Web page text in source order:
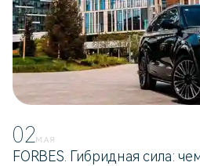
02МАЯ
FORBES. Гибридная сила: